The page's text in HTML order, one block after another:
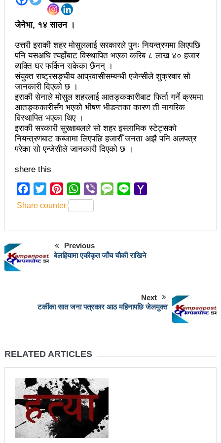
अझ सुदृढ बनाएको छः प्रचण्ड
आज प्रतिनिधिसभा सदस्य निर्वाचनः देशैभर मतदान जारी
बैतडीमा जन्तिबस दुर्घटनाः १३ जनाको मृत्यु
कविता – अपजश
पुरस्कार वितरणबिनै काउन्सिलले सम्पन्न गर्‍यो वार्षिकोत्सव
हितेन्द्रदेव शाक्यलाई पद छाड्नुपर्ने नैतिक दबाबः समय बुझेर
बाटो खुलाउन मन्त्री घिसिङको म्यासेज
खतिवडाको नयाँ गीत जमाना आजकाल
सहनशीलताको ब्रेक
राममाया च्यामिनीसँग दशरथ चन्दको अनुरोध – प्रेमविनोद नन्दन
आइएनएनएफद्वारा सम्मान
एनआरएनए बेलायतको अध्यक्षमा जिलिङका पुडासैनी
गणेश पण्डितको कवितासङ्ग्रह कालापानी लोकार्पण
फोहोरमैला व्यवस्थापन संघ नेपालको अध्यक्षमा नुवाकोटका घिमिरे
निर्वाचित
कविता – सुख भोग
काउन्सिल सुक्ष्म अध्ययनमा
लोकतान्त्रिक सहिद सन्तति वृत्ति कोष स्थापनाः सहिदका
बालबालिकाको शिक्षामा खर्च हुने
जेनेभा, १४ साउन ।
उत्तरी इराकी शहर मोसुललाई सरकारले पुनः नियन्त्रणमा लिएपछि
पनि यसअघि त्यहाँबाट विस्थापित भएका करिब ८ लाख ४० हजार
व्यक्ति घर फर्किन सकेका छैनन् ।
संयुक्त राष्ट्रसङ्घीय आप्रवासीसम्बन्धी एजेन्सीले शुक्रबार सो
जानकारी दिएको छ ।
इराकी सेनाले मोसुल शहरलाई आतङ्ककारीबाट फिर्ता गर्ने क्रममा
आतङ्ककारीसँग भएकोे भीषण भीडन्तका कारण ती नागरिक
विस्थापित भएका थिए ।
इराकी सरकारी सुरक्षाबलले सो शहर इस्लामिक स्टेट्सको
नियन्त्रणबाट कब्जामा लिएपछि हजारौँ जनता अझै पनि अलपत्र
परेका सो एन्जेसीले जानकारी दिएको छ ।
shere this
Facebook
TwitterPinterestWhatsApp
Viber Message
Line
Share counter
Previous
बेलहियामा एकीकृत जाँच चौकी राखिने
Next
टर्कीका सात जना पत्रकार आठ महिनापछि जेलमुक्त
RELATED ARTICLES